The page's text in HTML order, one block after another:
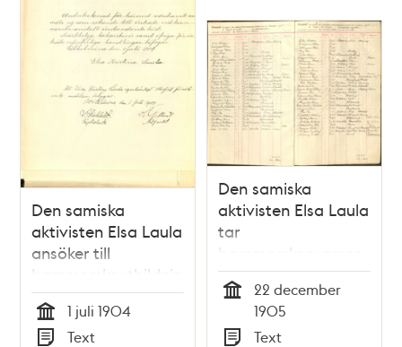
Den samiska
aktivisten Elsa Laula
ansöker till
barnmorskeutbildning
1904
Tid
1 juli 1904
Text
Den samiska
aktivisten Elsa Laula
tar
barnmorskeexamen
1905
22 december
1905
Text